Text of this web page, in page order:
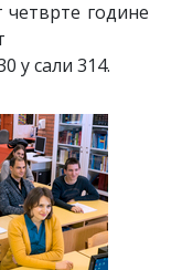
године
у сали 314.